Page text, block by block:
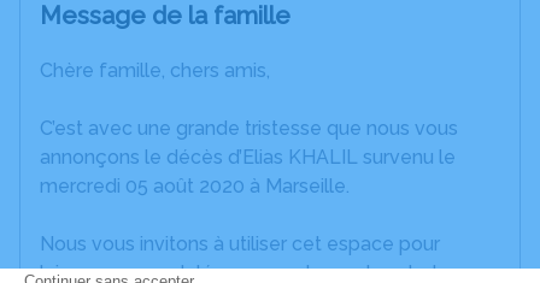
Message de la famille
Chère famille, chers amis,
C’est avec une grande tristesse que nous vous
annonçons le décès d’Elias KHALIL survenu le
mercredi 05 août 2020 à Marseille.
Nous vous invitons à utiliser cet espace pour
laisser vos condoléances, partager des photos